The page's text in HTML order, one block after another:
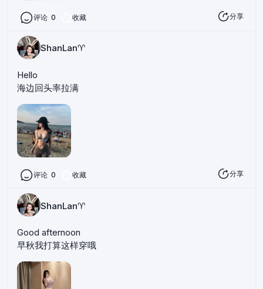
评论 0 收藏 分享
ShanLan♈️
Hello
海边回头率拉满
评论 0 收藏 分享
ShanLan♈️
Good afternoon
早秋我打算这样穿哦